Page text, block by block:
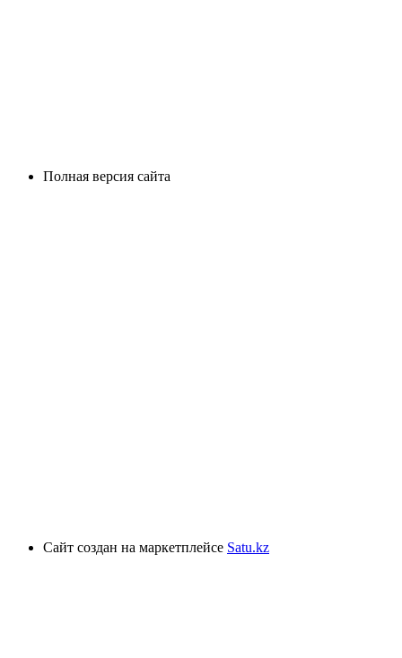
Полная версия сайта
Сайт создан на маркетплейсе Satu.kz